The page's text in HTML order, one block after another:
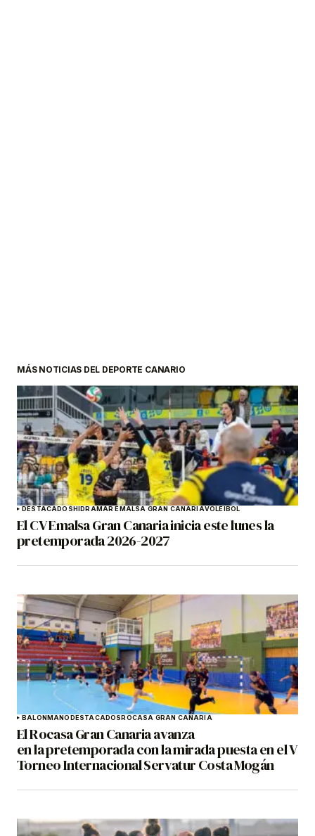
MÁS NOTICIAS DEL DEPORTE CANARIO
DESTACADOS HIDRAMAR EMALSA GRAN CANARIAVOLEIBOL
El CV Emalsa Gran Canaria inicia este lunes la
pretemporada 2026-2027
BALONMANO DESTACADOS ROCASA GRAN CANARIA
El Rocasa Gran Canaria avanza
en la pretemporada con la mirada puesta en el V
Torneo Internacional Servatur Costa Mogán